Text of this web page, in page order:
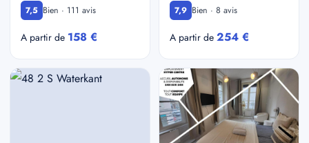
7,5 Bien · 111 avis
A partir de 158 €
7,9 Bien · 8 avis
A partir de 254 €